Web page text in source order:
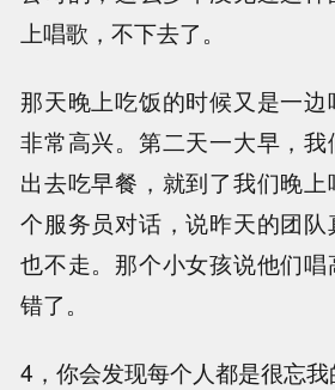
上唱歌，不下去了。
那天晚上吃饭的时候又是一边
非常高兴。第二天一大早，我
出去吃早餐，就到了我们晚
个服务员对话，说昨天的团
也不走。那个小女孩说他们
错了。
4，你会发现每个人都是很忘我